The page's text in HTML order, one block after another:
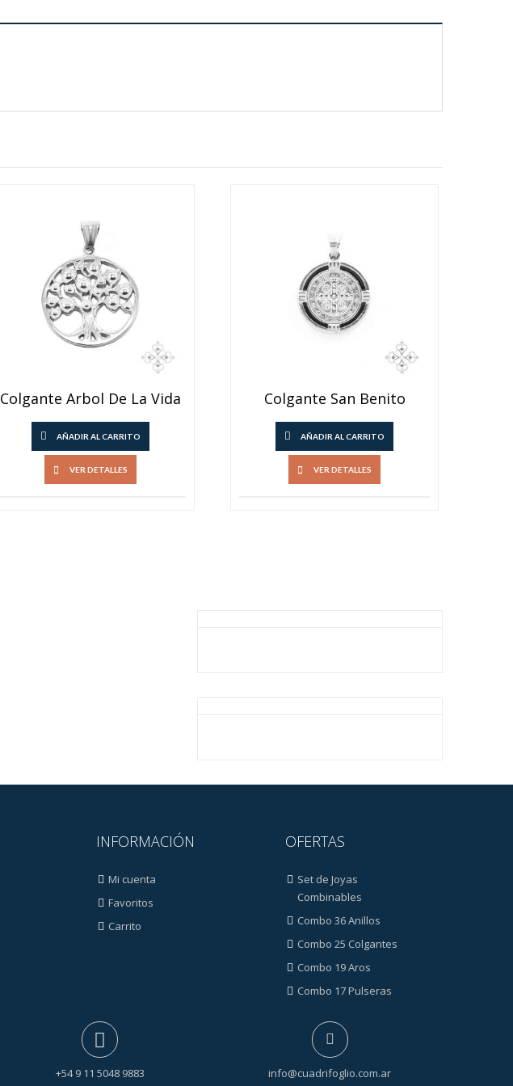
Colgante Arbol De La Vida
AÑADIR AL CARRITO
VER DETALLES
Colgante San Benito
AÑADIR AL CARRITO
VER DETALLES
INFORMACIÓN
Mi cuenta
Favoritos
Carrito
OFERTAS
Set de Joyas
Combinables
Combo 36 Anillos
Combo 25 Colgantes
Combo 19 Aros
Combo 17 Pulseras
+54 9 11 5048 9883 info@cuadrifoglio.com.ar